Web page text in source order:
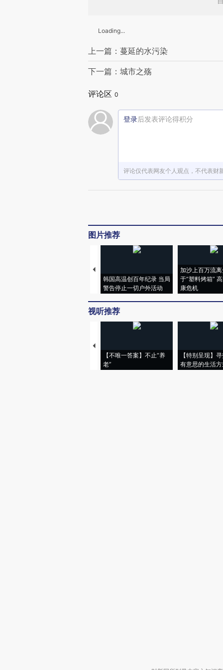
Loading...
上一篇：蔓延的水污染
下一篇：城市之殇
评论区 0
登录后发表评论得积分
评论仅代表网友个人观点，不代表财
图片推荐
韩国高温创百年纪录 当局
警告停止一切户外活动
加沙上百万流
于“塑料烤箱”
康危机
视听推荐
【不唯一答案】不止“养
老”
【特别呈现】
有意思的生活方